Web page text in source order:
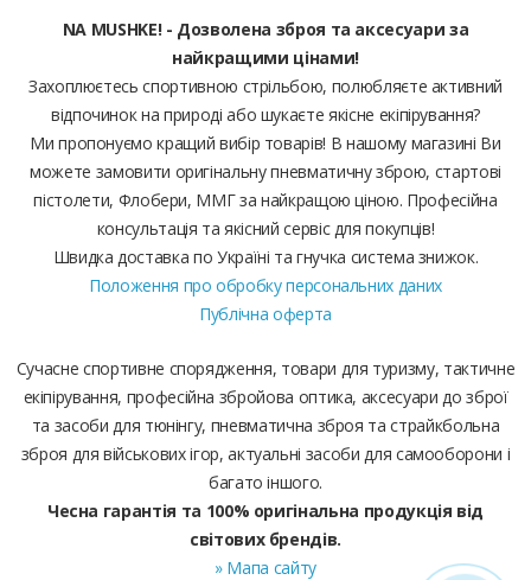
NA MUSHKE! - Дозволена зброя та аксесуари за
найкращими цінами!
Захоплюєтесь спортивною стрільбою, полюбляєте активний
відпочинок на природі або шукаєте якісне екіпірування?
Ми пропонуємо кращий вибір товарів! В нашому магазині Ви
можете замовити оригінальну пневматичну зброю, стартові
пістолети, Флобери, ММГ за найкращою ціною. Професійна
консультація та якісний сервіс для покупців!
Швидка доставка по Україні та гнучка система знижок.
Положення про обробку персональних даних
Публічна оферта
Сучасне спортивне спорядження, товари для туризму, тактичне
екіпірування, професійна збройова оптика, аксесуари до зброї
та засоби для тюнінгу, пневматична зброя та страйкбольна
зброя для військових ігор, актуальні засоби для самооборони і
багато іншого.
Чесна гарантія та 100% оригінальна продукція від
світових брендів.
» Мапа сайту